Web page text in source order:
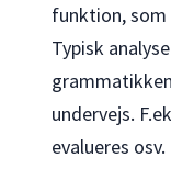
funktion, som
Typisk
undervejs.
evalueres osv.